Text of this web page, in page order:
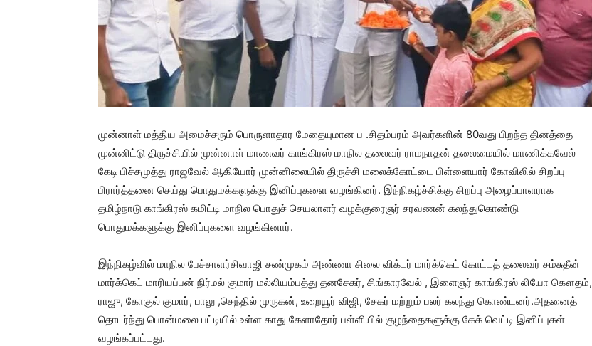
முன்னாள் மத்திய அமைச்சரும் பொருளாதார மேதையுமான ப .சிதம்பரம் அவர்களின் 80வது பிறந்த தினத்தை
முன்னிட்டு திருச்சியில் முன்னாள் மாணவர் காங்கிரஸ் மாநில தலைவர் ராமநாதன் தலைமையில் மாணிக்கவேல்
கேடி பிச்சமுத்து ராஜவேல் ஆகியோர் முன்னிலையில் திருச்சி மலைக்கோட்டை பிள்ளையார் கோவிலில் சிறப்பு
பிரார்த்தனை செய்து பொதுமக்களுக்கு இனிப்புகளை வழங்கினர். இந்நிகழ்ச்சிக்கு சிறப்பு அழைப்பாளராக
தமிழ்நாடு காங்கிரஸ் கமிட்டி மாநில பொதுச் செயலாளர் வழக்குரைஞர் சரவணன் கலந்துகொண்டு
பொதுமக்களுக்கு இனிப்புகளை வழங்கினார்.
இந்நிகழ்வில் மாநில பேச்சாளர்சிவாஜி சண்முகம் அண்ணா சிலை விக்டர் மார்க்கெட் கோட்டத் தலைவர் சம்சுதீன்
மார்க்கெட் மாரியப்பன் நிர்மல் குமார் மல்லியம்பத்து தனசேகர், சிங்காரவேல் , இளைஞர் காங்கிரஸ் லியோ கௌதம்,
ராஜு, கோகுல் குமார், பாலு ,செந்தில் முருகன், உறையூர் விஜி, சேகர் மற்றும் பலர் கலந்து கொண்டனர்.அதனைத்
தொடர்ந்து பொன்மலை பட்டியில் உள்ள காது கேளாதோர் பள்ளியில் குழந்தைகளுக்கு கேக் வெட்டி இனிப்புகள்
வழங்கப்பட்டது.